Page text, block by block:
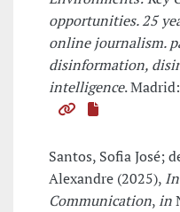
opportunities. 25
online journalism.
disinformation,
intelligence.
Santos, Sofia José;
Alexandre (2025),
Communication,in